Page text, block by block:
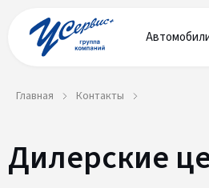
Главная Контакты
Дилерские